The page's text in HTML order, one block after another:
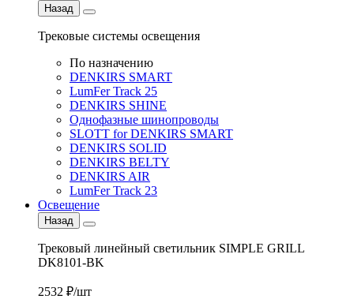
Назад
Трековые системы освещения
По назначению
DENKIRS SMART
LumFer Track 25
DENKIRS SHINE
Однофазные шинопроводы
SLOTT for DENKIRS SMART
DENKIRS SOLID
DENKIRS BELTY
DENKIRS AIR
LumFer Track 23
Освещение
Назад
Трековый линейный светильник SIMPLE GRILL
DK8101-BK
2532 ₽/шт